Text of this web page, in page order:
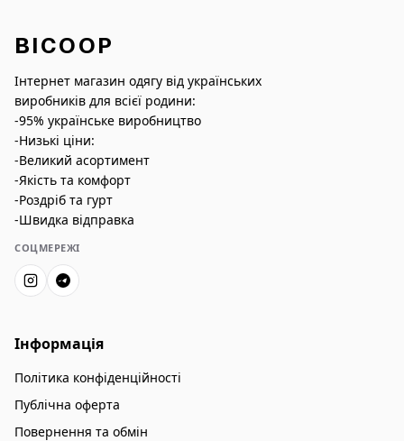
BICOOP
Інтернет магазин одягу від українських
виробників для всієї родини:
-95% українське виробництво
-Низькі ціни:
-Великий асортимент
-Якість та комфорт
-Роздріб та гурт
-Швидка відправка
СОЦМЕРЕЖІ
Інформація
Політика конфіденційності
Публічна оферта
Повернення та обмін